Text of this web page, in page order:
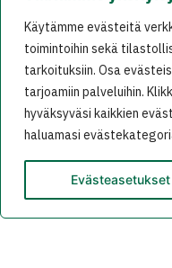
Käytämme evästeitä
toimintoihin sekä
tarkoituksiin. Osa
tarjoamiin palveluihin.
hyväksyväsi kaikkien
haluamasi
Evästeasetukset
yksisilmÃ¤isestÃ¤
kiitos jo ainakin
maltillinen jÃ¤rki-
selkeÃ¤ irtiotto
jota suomalaiset
ehkÃ¤pÃ¤ se siitÃ¤.
Seppo Hyttinen